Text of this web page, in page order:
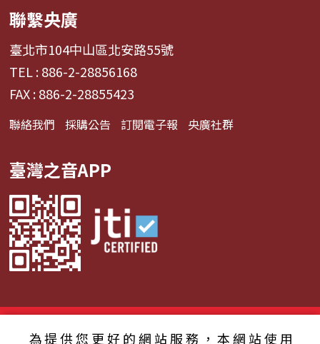
聯繫央廣
臺北市104中山區北安路55號
TEL : 886-2-28856168
FAX : 886-2-28855423
聯絡我們 採購公告 訂閱電子報 央廣社群
臺灣之音APP
© 2024財團法人中央廣播電臺 版權所有
為提供您更好的網站服務，本網站使用